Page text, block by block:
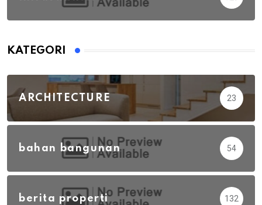
KATEGORI
ARCHITECTURE 23
bahan bangunan 54
berita properti 132